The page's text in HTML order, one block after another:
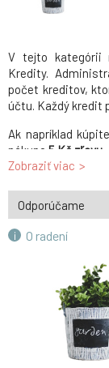
V tejto kategórii
Kredity.
počet kreditov,
účtu. Každý kredit
Ak napríklad
nákupe 5 Kč zľavu
hlavnej meny(ak
predávate v
EUR
kurzu)
Zobraziť viac
O radení